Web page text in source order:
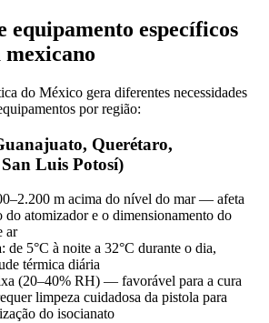
equipamento específicos
do México gera diferentes necessidades
por região:
Querétaro,
Luis Potosí)
m acima do nível do mar — afeta
do atomizador e o dimensionamento do
ar
: de 5°C à noite a 32°C durante o dia,
térmica diária
(20–40% RH) — favorável para a cura
limpeza cuidadosa da pistola para
do isocianato